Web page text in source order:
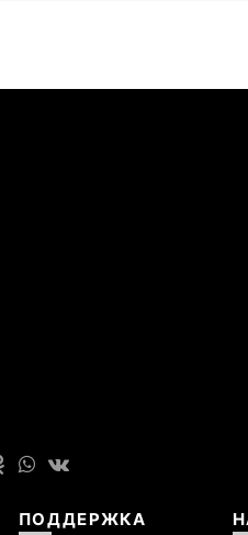
ПОДДЕРЖКА